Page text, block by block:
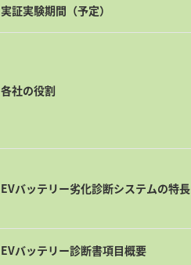
実証実験期間（予定）
各社の役割
EVバッテリー劣化診断システムの特長
EVバッテリー診断書項目概要